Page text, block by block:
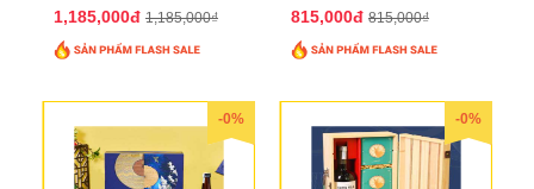
1,185,000đ 1,185,000₫ 815,000đ 815,000₫
-0% -0%